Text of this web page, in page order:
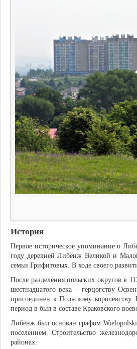
История
Первое историческое упоминание о
году деревней Либёнж Великой и
семьи Грифитовых. В ходе своего
После разделения польских округов в
шестнадцатого века – герцогству
присоединен к Польскому
период в был в составе Краковского
Либёнж был основан графом
поселением. Строительство
районах.